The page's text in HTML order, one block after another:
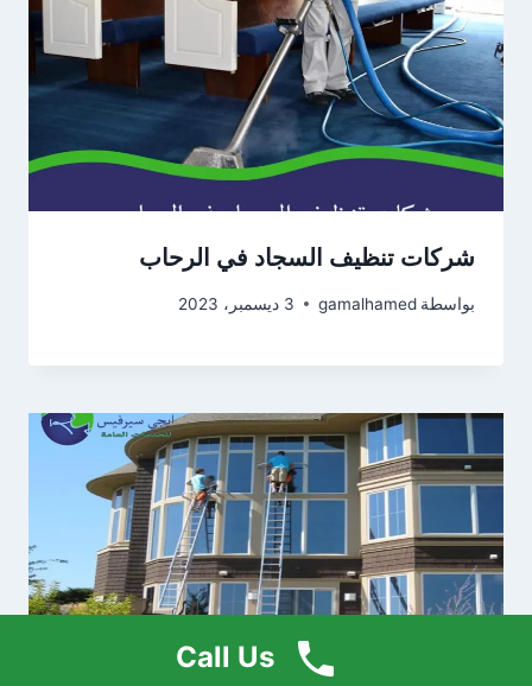
شركات تنظيف السجاد في الرحاب
بواسطة gamalhamed 3 ديسمبر، 2023
Call Us